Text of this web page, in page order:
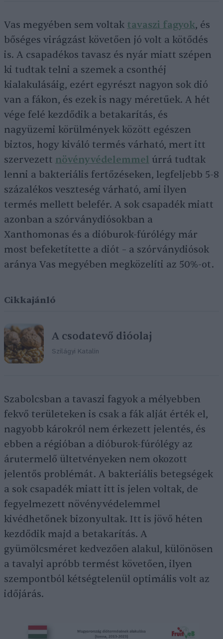
Vas megyében sem voltak tavaszi fagyok, és
bőséges virágzást követően jó volt a kötődés
is. A csapadékos tavasz és nyár miatt szépen
ki tudtak telni a szemek a csonthéj
kialakulásáig, ezért egyrészt nagyon sok dió
van a fákon, és ezek is nagy méretűek. A hét
vége felé kezdődik a betakarítás, és
nagyüzemi körülmények között egészen
biztos, hogy kiváló termés várható, mert itt
szervezett növényvédelemmel úrrá tudtak
lenni a bakteriális fertőzéseken, legfeljebb 5-8
százalékos veszteség várható, ami ilyen
termés mellett belefér. A sok csapadék miatt
azonban a szórványdiósokban a
Xanthomonas és a dióburok-fúrólégy már
most befeketítette a diót – a szórványdiósok
aránya Vas megyében megközelíti az 50%-ot.
Cikkajánló
A csodatevő dióolaj
Szilágyi Katalin
Szabolcsban a tavaszi fagyok a mélyebben
fekvő területeken is csak a fák alját érték el,
nagyobb károkról nem érkezett jelentés, és
ebben a régióban a dióburok-fúrólégy az
árutermelő ültetvényeken nem okozott
jelentős problémát. A bakteriális betegségek
a sok csapadék miatt itt is jelen voltak, de
fegyelmezett növényvédelemmel
kivédhetőnek bizonyultak. Itt is jövő héten
kezdődik majd a betakarítás. A
gyümölcsméret kedvezően alakul, különösen
a tavalyi apróbb termést követően, ilyen
szempontból kétségtelenül optimális volt az
időjárás.